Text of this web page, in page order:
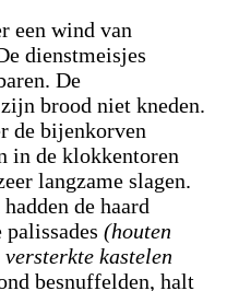
een wind van
dienstmeisjes
De
brood niet kneden.
de bijenkorven
in de klokkentoren
langzame slagen.
de haard
(houten
kastelen
besnuffelden, halt